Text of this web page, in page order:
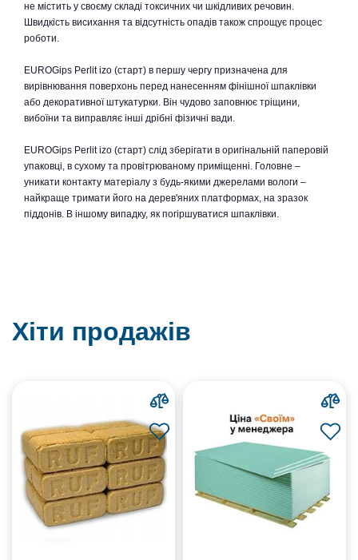
не містить у своєму складі токсичних чи шкідливих речовин.
Швидкість висихання та відсутність опадів також спрощує процес
роботи.
EUROGips Perlit izo (старт) в першу чергу призначена для
вирівнювання поверхонь перед нанесенням фінішної шпаклівки
або декоративної штукатурки. Він чудово заповнює тріщини,
вибоїни та виправляє інші дрібні фізичні вади.
EUROGips Perlit izo (старт) слід зберігати в оригінальній паперовій
упаковці, в сухому та провітрюваному приміщенні. Головне –
уникати контакту матеріалу з будь-якими джерелами вологи –
найкраще тримати його на дерев'яних платформах, на зразок
піддонів. В іншому випадку, як погіршуватися шпаклівки.
Хіти продажів